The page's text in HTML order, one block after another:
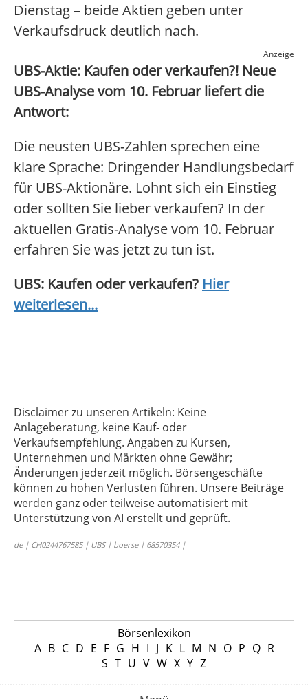
Dienstag – beide Aktien geben unter
Verkaufsdruck deutlich nach.
Anzeige
UBS-Aktie: Kaufen oder verkaufen?! Neue
UBS-Analyse vom 10. Februar liefert die
Antwort:
Die neusten UBS-Zahlen sprechen eine
klare Sprache: Dringender Handlungsbedarf
für UBS-Aktionäre. Lohnt sich ein Einstieg
oder sollten Sie lieber verkaufen? In der
aktuellen Gratis-Analyse vom 10. Februar
erfahren Sie was jetzt zu tun ist.
UBS: Kaufen oder verkaufen? Hier
weiterlesen...
Disclaimer zu unseren Artikeln: Keine
Anlageberatung, keine Kauf- oder
Verkaufsempfehlung. Angaben zu Kursen,
Unternehmen und Märkten ohne Gewähr;
Änderungen jederzeit möglich. Börsengeschäfte
können zu hohen Verlusten führen. Unsere Beiträge
werden ganz oder teilweise automatisiert mit
Unterstützung von AI erstellt und geprüft.
de | CH0244767585 | UBS | boerse | 68570354 |
Börsenlexikon
A B C D E F G H I J K L M N O P Q R
S T U V W X Y Z